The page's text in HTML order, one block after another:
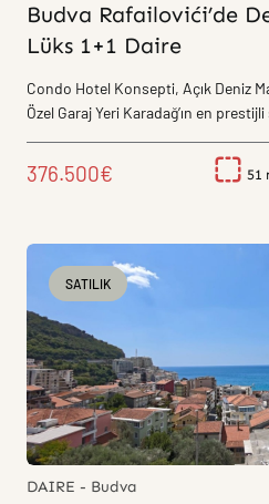
Budva Rafailovići’de
Lüks 1+1 Daire
Condo Hotel Konsepti, Açık Deniz
Özel Garaj Yeri Karadağ’ın en
376.500€ 51
SATILIK
DAIRE - Budva